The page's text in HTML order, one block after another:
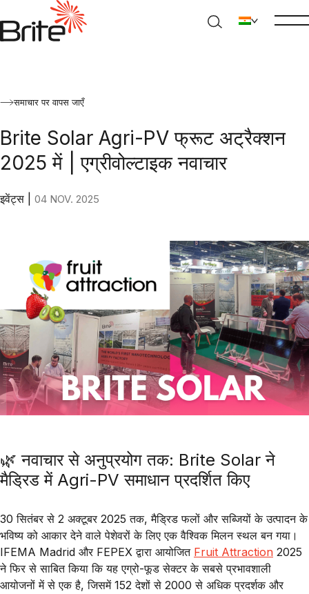
समाचार पर वापस जाएँ
Brite Solar Agri-PV फ्रूट अट्रैक्शन
2025 में | एग्रीवोल्टाइक नवाचार
इवेंट्स 04 NOV. 2025
🌿 नवाचार से अनुप्रयोग तक: Brite Solar ने
मैड्रिड में Agri-PV समाधान प्रदर्शित किए
30 सितंबर से 2 अक्टूबर 2025 तक, मैड्रिड फलों और सब्जियों के उत्पादन के
भविष्य को आकार देने वाले पेशेवरों के लिए एक वैश्विक मिलन स्थल बन गया।
IFEMA Madrid और FEPEX द्वारा आयोजित Fruit Attraction 2025
ने फिर से साबित किया कि यह एग्रो-फूड सेक्टर के सबसे प्रभावशाली
आयोजनों में से एक है, जिसमें 152 देशों से 2000 से अधिक प्रदर्शकऔर